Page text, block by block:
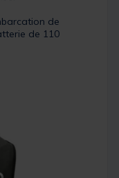
de
de 110